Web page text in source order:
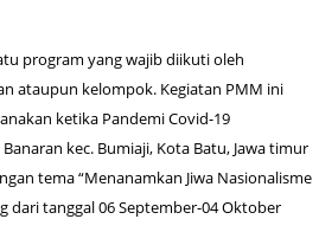
program yang wajib diikuti oleh
ataupun kelompok. Kegiatan PMM ini
ketika Pandemi Covid-19
kec. Bumiaji, Kota Batu, Jawa timur
tema “Menanamkan Jiwa Nasionalisme
dari tanggal 06 September-04 Oktober